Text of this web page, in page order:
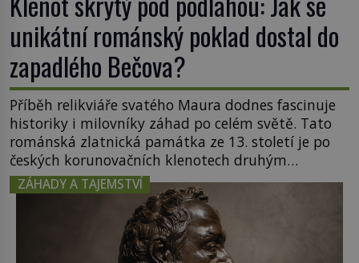
unikátní románský poklad dostal do
zapadlého Bečova?
Příběh relikviáře svatého Maura dodnes fascinuje
historiky i milovníky záhad po celém světě. Tato
románská zlatnická památka ze 13. století je po
českých korunovačních klenotech druhým
nejcennějším movitým majetkem v České
republice. Přestože byl klenot v roce 1985 po
dramatickém pátrání kriminalistů úspěšně
nalezen, jeho minulost stále obestírá hustá mlha.
Otázky, jak přesně se tato […]
ZÁHADY A TAJEMSTVÍ